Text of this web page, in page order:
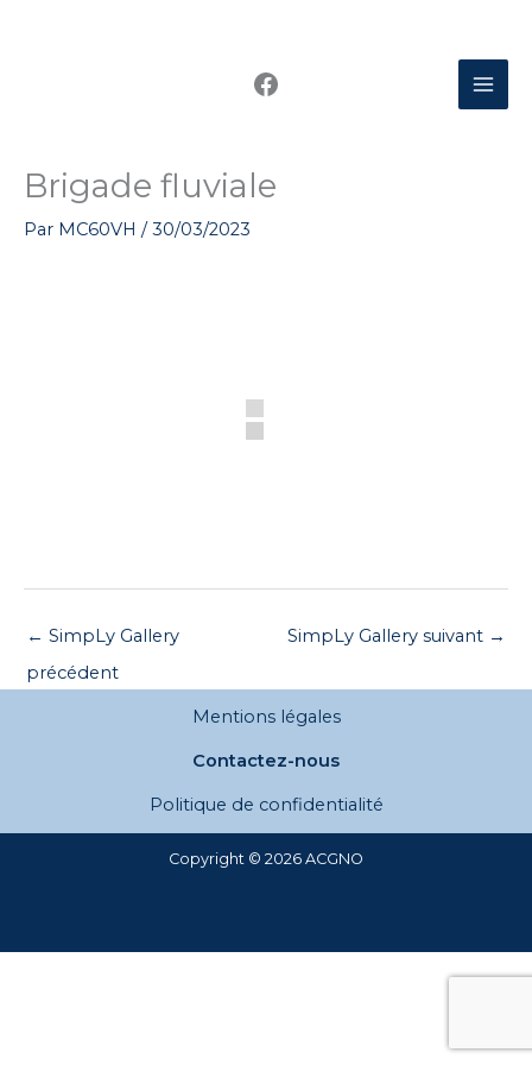
Facebook
Brigade fluviale
Par MC60VH /30/03/2023
← SimpLy Gallery
précédent
SimpLy Gallery suivant →
Mentions légales
Contactez-nous
Politique de confidentialité
Copyright © 2026 ACGNO